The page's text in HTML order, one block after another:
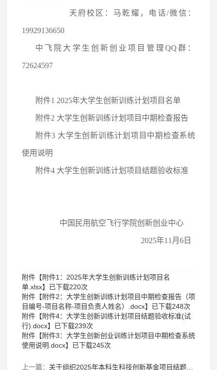
天府校区：马乾耀，电话/微信：
19929136650
中飞院大学生创新创业项目管理 QQ群：
72624597
附件1 2025年大学生创新训练计划项目名单
附件2 大学生创新训练计划项目中期检查报告
附件3 大学生创新训练计划项目中期检查系统
使用说明
附件4 大学生创新训练计划项目结题验收标准
中国民用航空飞行学院创新创业中心
2025年11月6日
附件【附件1：2025年大学生创新训练计划项目名
单.xlsx】已下载220次
附件【附件2：大学生创新训练计划项目中期检查报告（项
目编号-项目名称-项目负责人姓名）.docx】已下载248次
附件【附件4：大学生创新训练计划项目结题验收标准(试
行).docx】已下载239次
附件【附件3：大学生创新创业训练计划项目中期检查系统
使用说明.docx】已下载245次
上一篇： 关于组织2025年本科生科技创新基金项目结题验收工作的通知